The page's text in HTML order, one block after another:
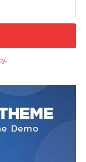
.